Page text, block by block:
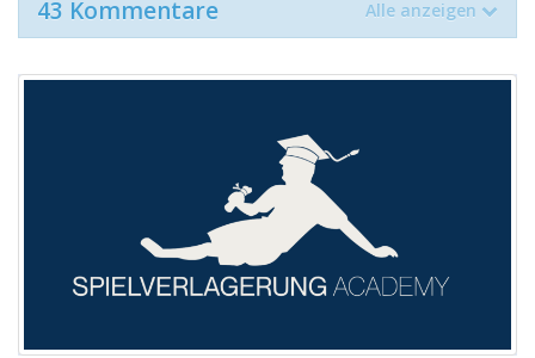
43 Kommentare Alle anzeigen